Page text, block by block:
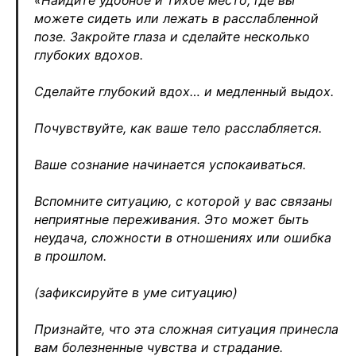
можете сидеть или лежать в расслабленной
позе. Закройте глаза и сделайте несколько
глубоких вдохов.
Сделайте глубокий вдох… и медленный выдох.
Почувствуйте, как ваше тело расслабляется.
Ваше сознание начинается успокаиваться.
Вспомните ситуацию, с которой у вас связаны
неприятные переживания. Это может быть
неудача, сложности в отношениях или ошибка
в прошлом.
(зафиксируйте в уме ситуацию)
Признайте, что эта сложная ситуация принесла
вам болезненные чувства и страдание.